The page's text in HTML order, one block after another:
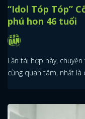
“Idol Tóp Tóp”
phú hon 46 tuổi
Lần tái hợp này,
cùng quan tâm, nhất là